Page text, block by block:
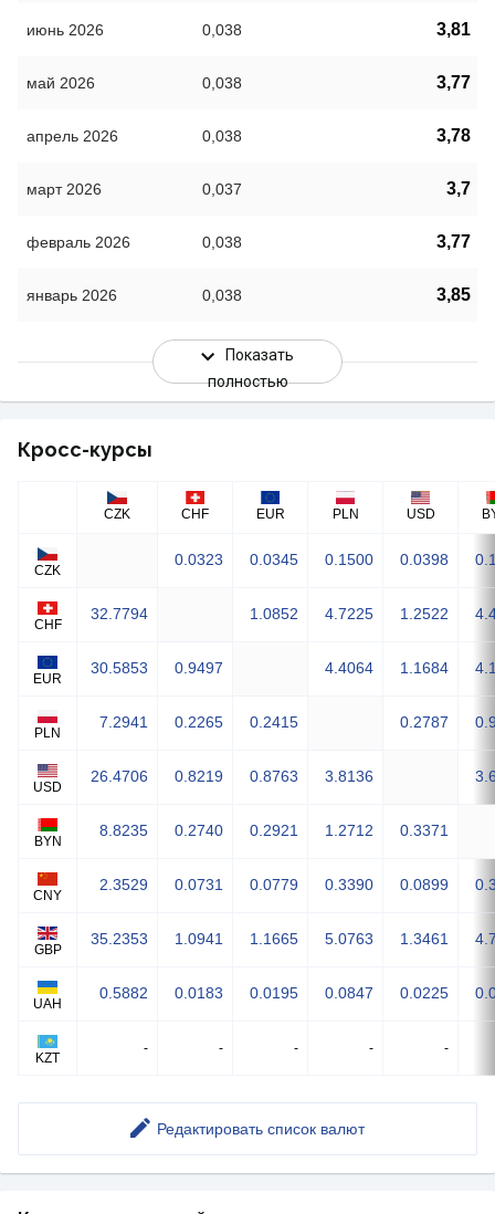
июнь 2026 0,038 3,81
май 2026 0,038 3,77
апрель 2026 0,038 3,78
март 2026 0,037 3,7
февраль 2026 0,038 3,77
январь 2026 0,038 3,85
Показать
полностью
Кросс-курсы
CZK CHF EUR PLN USD
CZK
0.0323 0.0345 0.1500 0.0398
CHF
32.7794 1.0852 4.7225 1.2522
EUR
30.5853 0.9497 4.4064 1.1684
PLN
7.2941 0.2265 0.2415 0.2787
USD
26.4706 0.8219 0.8763 3.8136
BYN
8.8235 0.2740 0.2921 1.2712 0.3371
CNY
2.3529 0.0731 0.0779 0.3390 0.0899
GBP
35.2353 1.0941 1.1665 5.0763 1.3461
UAH
0.5882 0.0183 0.0195 0.0847 0.0225
KZT
- - - - -
Редактировать список валют